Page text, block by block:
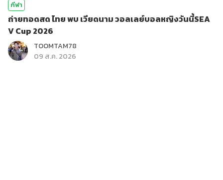
กีฬา
ถ่ายทอดสด ไทย พบ เวียดนาม วอลเลย์บอลหญิงวันนี้SEA
V Cup 2026
TOOMTAM78
09 ส.ค. 2026